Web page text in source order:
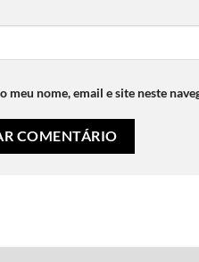
meu nome, email e site neste